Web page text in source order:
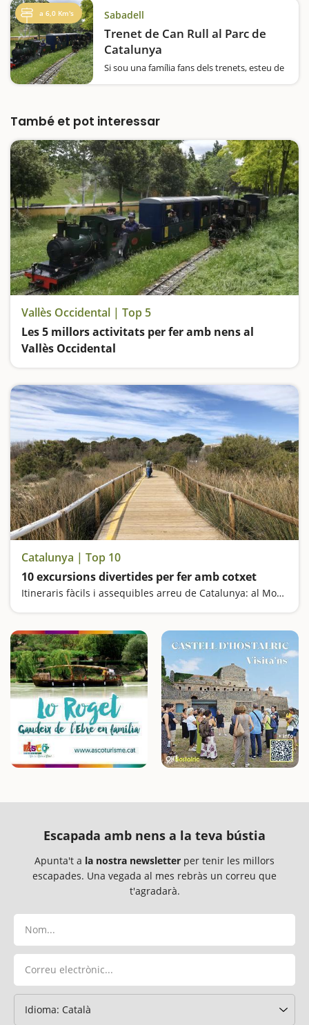
agrada fer experiments, trastejar…
a 6,0 Km's Sabadell
Trenet de Can Rull al Parc de
Catalunya
Si sou una família fans dels trenets, esteu de
dels més grans d'Europa. L'estació…
També et pot interessar
Vallès Occidental | Top 5
Les 5 millors activitats per fer amb nens al
Vallès Occidental
Catalunya | Top 10
10 excursions divertides per fer amb cotxet
Itineraris fàcils i assequibles arreu de Catalunya: al Montseny, al Delta de l'Ebre, a la Costa Daurada, al Pirineu, a la Noguera, a la Selva, a l'Empordà...
Escapada amb nens a la teva bústia
Apunta't a la nostra newsletter per tenir les millors
escapades. Una vegada al mes rebràs un correu que
t'agradarà.